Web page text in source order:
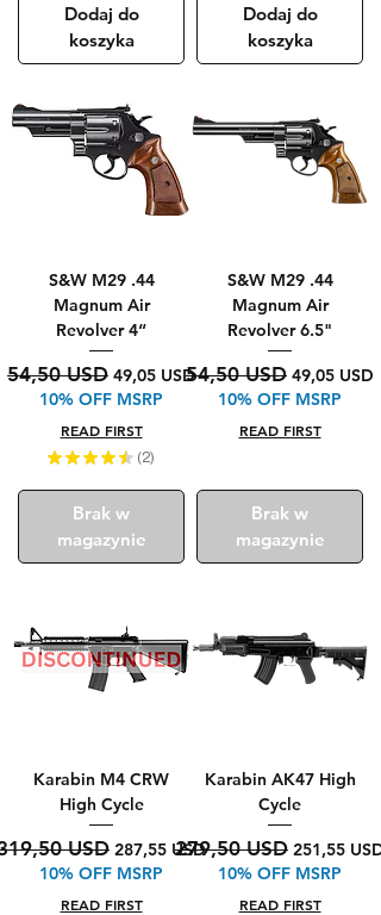
Dodaj do
koszyka
Dodaj do
koszyka
S&W M29 .44
Magnum Air
Revolver 4“
Regularna cena
54,50 USD Cena rabatowa
49,05 USD
10% OFF MSRP
READ FIRST
★ ★ ★ ★ ★ 2
2
Brak w
magazynie
S&W M29 .44
Magnum Air
Revolver 6.5"
Regularna cena
54,50 USD Cena
49,05 USD
10% OFF MSRP
READ FIRST
Brak w
magazynie
Karabin M4 CRW
High Cycle
cena
USD Cena rabatowa
287,55 USD
10% OFF MSRP
READ FIRST
Karabin AK47 High
Cycle
Regularna cena
279,50 USD Cena
251,55 USD
10% OFF MSRP
READ FIRST